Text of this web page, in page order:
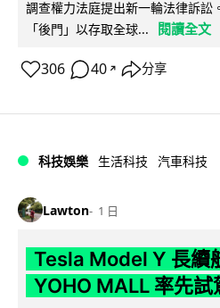
調查權力法庭提出新一輪法律訴
「後門」以存取全球...
閱讀全文
306 40 ↗ 分享
科技娛樂 生活科技 汽車科技
Lawton 1 日
Tesla Model Y 長續
YOHO MALL 率先試